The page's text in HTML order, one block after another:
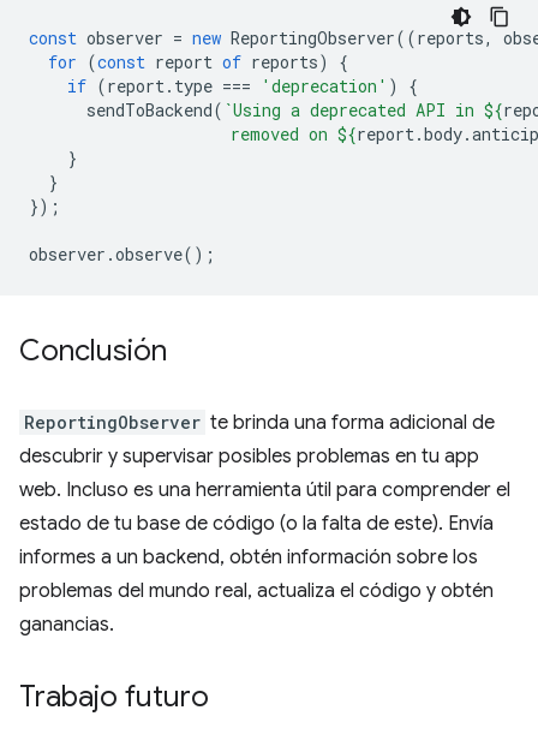
const observer = new ReportingObserver((reports,
for (const report of reports)
{
if (report. type === 'deprecation' )
{
sendToBackend( `Using a deprecated API in ${
                     removed on
${report.body.
}
}
});
observer .observe();
Conclusión
ReportingObserver te brinda una forma adicional de
descubrir y supervisar posibles problemas en tu app
web. Incluso es una herramienta útil para comprender el
estado de tu base de código (o la falta de este). Envía
informes a un backend, obtén información sobre los
problemas del mundo real, actualiza el código y obtén
ganancias.
Trabajo futuro